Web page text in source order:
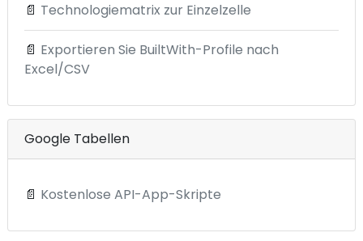
📄 Technologiematrix zur Einzelzelle
📄 Exportieren Sie BuiltWith-Profile nach
Excel/CSV
Google Tabellen
📄 Kostenlose API-App-Skripte